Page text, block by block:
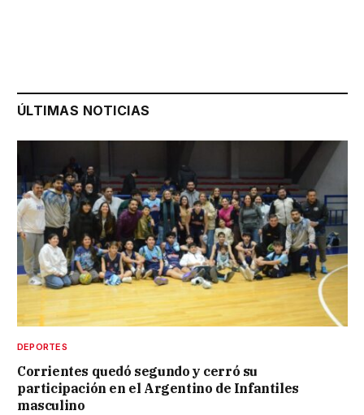
ÚLTIMAS NOTICIAS
DEPORTES
Corrientes quedó segundo y cerró su
participación en el Argentino de Infantiles
masculino